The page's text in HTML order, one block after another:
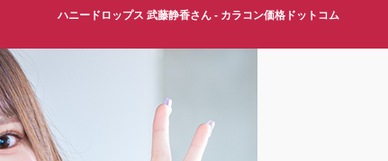
ハニードロップス 武藤静香さん - カラコン価格ドットコム